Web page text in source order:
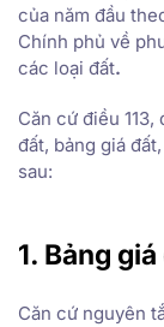
của năm đầu
Chính phủ về
các loại đất.
Căn cứ điều
đất, bảng giá
sau:
1. Bảng
Căn cứ nguyên